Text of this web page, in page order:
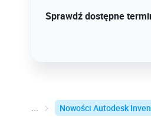
Sprawdź szczegóły!
Sprawdź dostępne
Nowości Autodesk